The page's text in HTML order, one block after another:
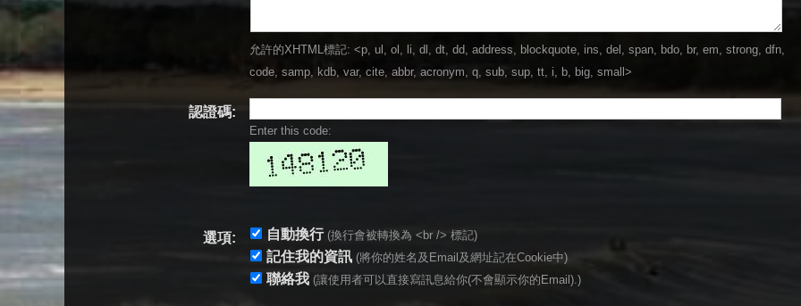
允許的XHTML標記: <p, ul, ol, li, dl, dt, dd, address, blockquote, ins, del, span, bdo, br, em, strong, dfn,
code, samp, kdb, var, cite, abbr, acronym, q, sub, sup, tt, i, b, big, small>
認證碼:
Enter this code:
選項: 自動換行 (換行會被轉換為 <br /> 標記)
記住我的資訊 (將你的姓名及Email及網址記在Cookie中)
聯絡我 (讓使用者可以直接寫訊息給你(不會顯示你的Email).)